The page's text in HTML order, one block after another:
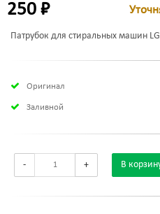
250 ₽
Патрубок для стиральных машин LG
Оригинал
Заливной
- + В